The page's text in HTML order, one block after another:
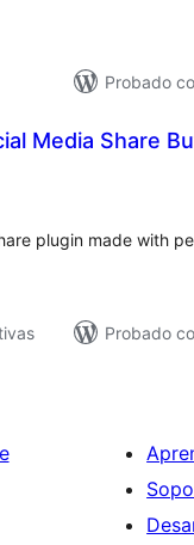
Probado
Media Share
plugin made with
Probado